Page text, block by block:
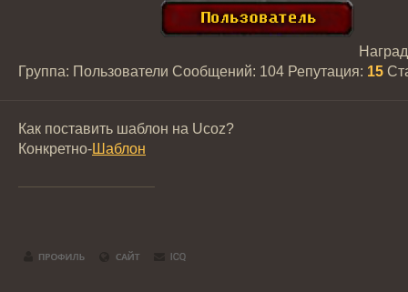
Группа: Пользователи Сообщений: 104 Репутация: 15
Как поставить шаблон на Ucoz?
Конкретно-Шаблон